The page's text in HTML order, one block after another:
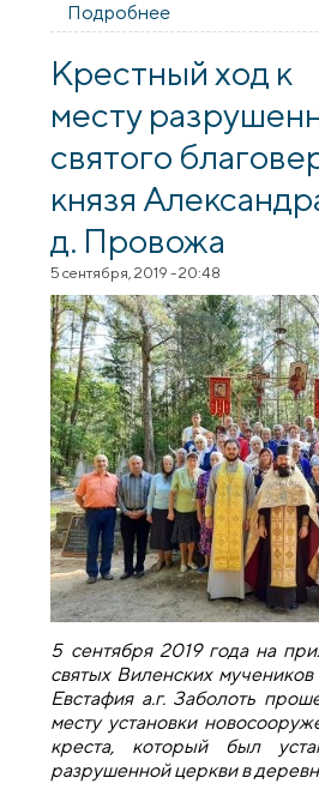
Подробнее
Крестный ход к
месту
святого
князя
д. Провожа
5 сентября, 2019 - 20:48
5 cентября 2019 года на
святых Виленских
Евстафия а.г. Заболоть
месту установки
креста, который был
разрушенной церкви в